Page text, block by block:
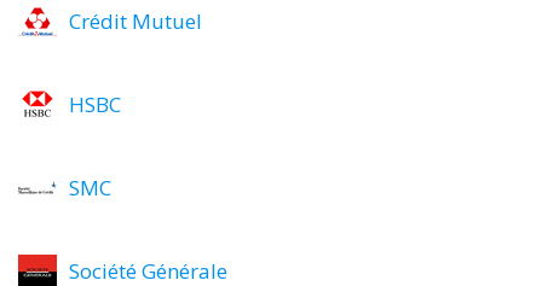
Crédit Mutuel
HSBC
SMC
Société Générale